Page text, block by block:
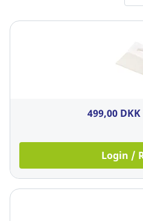
499,00 DKK
Login /